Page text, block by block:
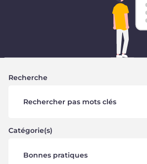
Essai gratuit
Demandez une démo
Recherche
Catégorie(s)
Bonnes pratiques